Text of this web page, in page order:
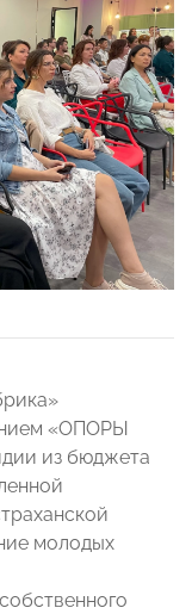
«ОПОРЫ
из бюджета
молодых